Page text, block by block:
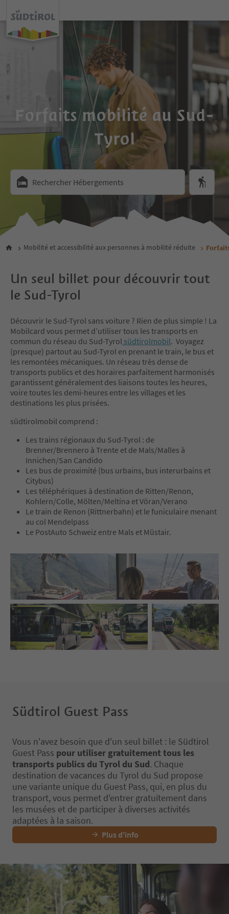
Forfaits mobilité au Sud-
Tyrol
Rechercher Hébergements
Mobilité et accessibilité aux personnes à mobilité réduite
Un seul billet pour découvrir tout
le Sud-Tyrol
Découvrir le Sud-Tyrol sans voiture ? Rien de plus simple ! La
Mobilcard vous permet d’utiliser tous les transports en
commun du réseau du Sud-Tyrol südtirolmobil. Voyagez
(presque) partout au Sud-Tyrol en prenant le train, le bus et
les remontées mécaniques. Un réseau très dense de
transports publics et des horaires parfaitement harmonisés
garantissent généralement des liaisons toutes les heures,
voire toutes les demi-heures entre les villages et les
destinations les plus prisées.
südtirolmobil comprend :
Les trains régionaux du Sud-Tyrol : de
Brenner/Brennero à Trente et de Mals/Malles à
Innichen/San Candido
Les bus de proximité (bus urbains, bus interurbains et
Citybus)
Les téléphériques à destination de Ritten/Renon,
Kohlern/Colle, Mölten/Meltina et Vöran/Verano
Le train de Renon (Rittnerbahn) et le funiculaire menant
au col Mendelpass
Le PostAuto Schweiz entre Mals et Müstair.
Südtirol Guest Pass
Vous n'avez besoin que d'un seul billet : le Südtirol
Guest Pass pour utiliser gratuitement tous les
transports publics du Tyrol du Sud. Chaque
destination de vacances du Tyrol du Sud propose
une variante unique du Guest Pass, qui, en plus du
transport, vous permet d'entrer gratuitement dans
les musées et de participer à diverses activités
adaptées à la saison.
Plus d'info